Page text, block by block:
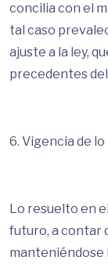
concilia con el
tal caso
ajuste a la ley,
precedentes
6. Vigencia de
Lo resuelto en
futuro, a contar
manteniéndose